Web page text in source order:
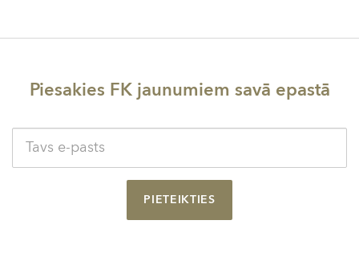
Piesakies FK jaunumiem savā epastā
PIETEIKTIES